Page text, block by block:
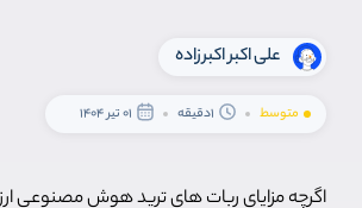
علی اکبر اکبرزاده
متوسط 1دقیقه 01 تیر 1404
اگرچه مزایای ربات‌ های ترید هوش مصنوعی